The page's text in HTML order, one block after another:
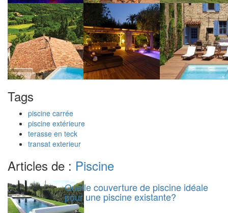
Tags
piscine carrée
piscine extérieure
terasse en teck
transat exterieur
Articles de : Piscine
Quelle couverture de piscine idéale
pour une piscine existante?